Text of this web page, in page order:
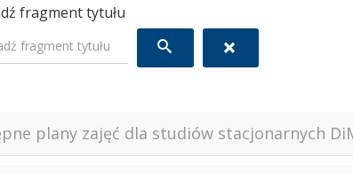
fragment tytułu
plany zajęć dla studiów stacjonarnych